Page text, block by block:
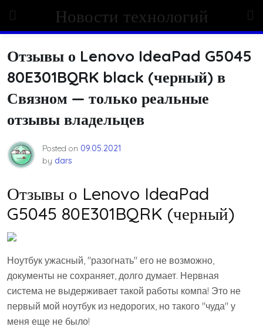
content
Новости технологий
Отзывы о Lenovo IdeaPad G5045
80E301BQRK black (черный) в
Связном — только реальные
отзывы владельцев
Posted on 09.05.2021
by dars
Отзывы о Lenovo IdeaPad
G5045 80E301BQRK (черный)
Ноутбук ужасный, "разогнать" его не возможно,
документы не сохраняет, долго думает. Нервная
система не выдерживает такой работы компа! Это не
первый мой ноутбук из недорогих, но такого "чуда" у
меня еще не было!